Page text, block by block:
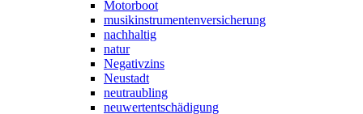
Motorboot
musikinstrumentenversicherung
nachhaltig
natur
Negativzins
Neustadt
neutraubling
neuwertentschädigung